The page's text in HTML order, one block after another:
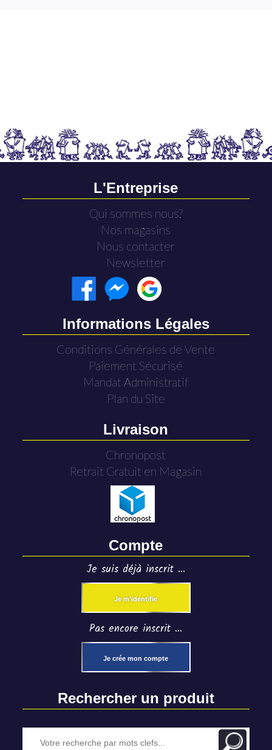
L'Entreprise
Qui sommes nous?
Nos magasins
Nous contacter
Newsletter
Informations Légales
Conditions Générales de Vente
Paiement Sécurisé
Mandat Administratif
Plan du Site
Livraison
Chronopost
Retrait Gratuit en Magasin
Compte
Je suis déjà inscrit ...
Je m'identifie
Pas encore inscrit ...
Je crée mon compte
Rechercher un produit